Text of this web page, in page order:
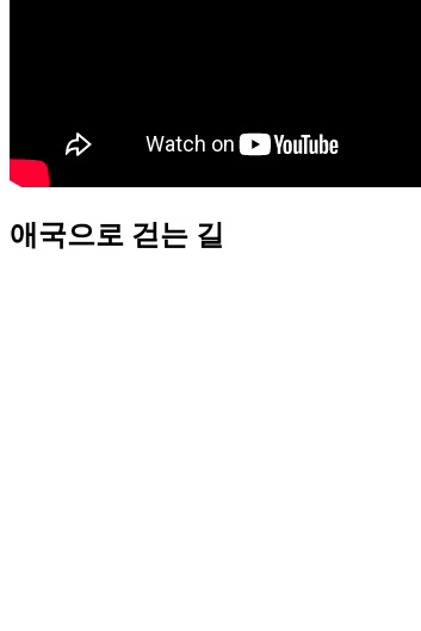
애국으로 걷는 길